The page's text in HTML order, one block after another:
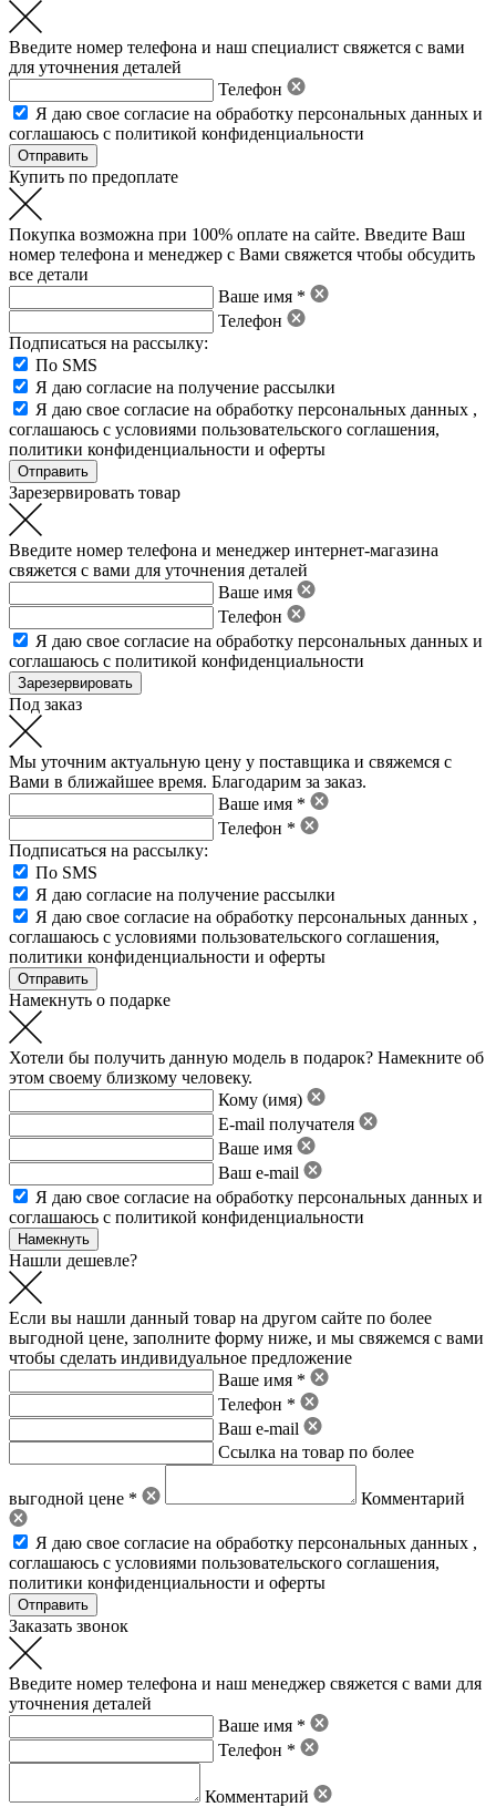
Введите номер телефона и наш специалист свяжется с вами
для уточнения деталей
Телефон
Я даю свое согласие на обработку персональных данных и
соглашаюсь с политикой конфиденциальности
Купить по предоплате
Покупка возможна при 100% оплате на сайте. Введите Ваш
номер телефона и менеджер с Вами свяжется чтобы обсудить
все детали
Ваше имя *
Телефон
Подписаться на рассылку:
По SMS
Я даю согласие на получение рассылки
Я даю свое согласие на обработку персональных данных ,
соглашаюсь с условиями пользовательского соглашения,
политики конфиденциальности и оферты
Зарезервировать товар
Введите номер телефона и менеджер интернет-магазина
свяжется с вами для уточнения деталей
Ваше имя
Телефон
Я даю свое согласие на обработку персональных данных и
соглашаюсь с политикой конфиденциальности
Под заказ
Мы уточним актуальную цену у поставщика и свяжемся с
Вами в ближайшее время. Благодарим за заказ.
Ваше имя *
Телефон *
Подписаться на рассылку:
По SMS
Я даю согласие на получение рассылки
Я даю свое согласие на обработку персональных данных ,
соглашаюсь с условиями пользовательского соглашения,
политики конфиденциальности и оферты
Намекнуть о подарке
Хотели бы получить данную модель в подарок? Намекните об
этом своему близкому человеку.
Кому (имя)
E-mail получателя
Ваше имя
Ваш e-mail
Я даю свое согласие на обработку персональных данных и
соглашаюсь с политикой конфиденциальности
Нашли дешевле?
Если вы нашли данный товар на другом сайте по более
выгодной цене, заполните форму ниже, и мы свяжемся с вами
чтобы сделать индивидуальное предложение
Ваше имя *
Телефон *
Ваш e-mail
Ссылка на товар по более
выгодной цене * Комментарий
Я даю свое согласие на обработку персональных данных ,
соглашаюсь с условиями пользовательского соглашения,
политики конфиденциальности и оферты
Заказать звонок
Введите номер телефона и наш менеджер свяжется с вами для
уточнения деталей
Ваше имя *
Телефон *
Комментарий